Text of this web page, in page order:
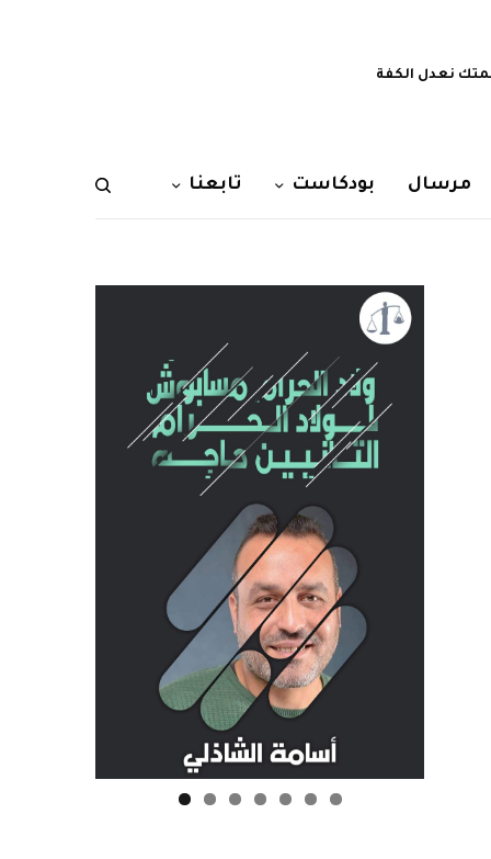
نعدل الكفة
مرسال بودكاست تابعنا